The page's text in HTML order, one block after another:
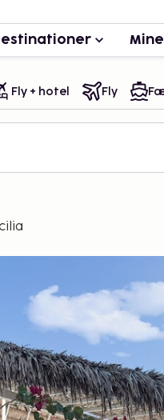
Fly + hotel Fly